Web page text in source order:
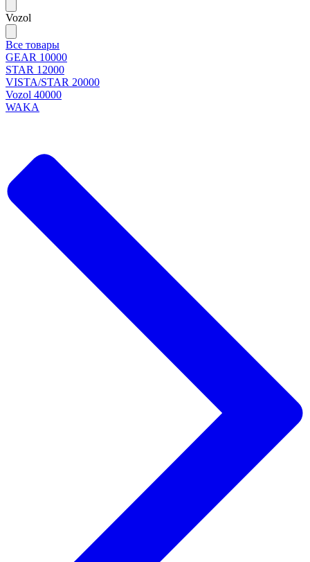
Vozol
Все товары
GEAR 10000
STAR 12000
VISTA/STAR 20000
Vozol 40000
WAKA